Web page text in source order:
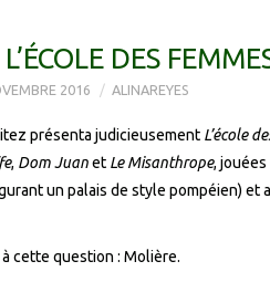
DES
2016 ALINAREYES
présenta judicieusement L’école
, Dom Juanet Le Misanthrope,
un palais de style pompéien) et
cette question : Molière.